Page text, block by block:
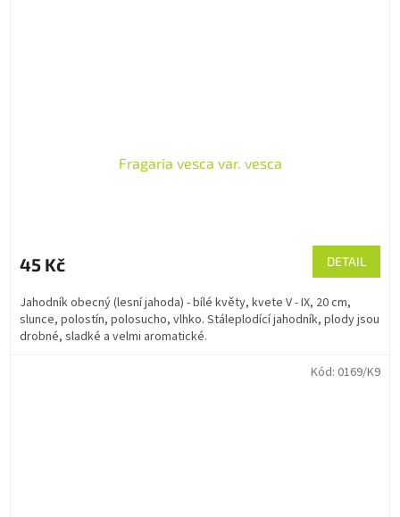
Fragaria vesca var. vesca
45 Kč DETAIL
Jahodník obecný (lesní jahoda) - bílé květy, kvete V - IX, 20 cm,
slunce, polostín, polosucho, vlhko. Stáleplodící jahodník, plody jsou
drobné, sladké a velmi aromatické.
Kód: 0169/K9